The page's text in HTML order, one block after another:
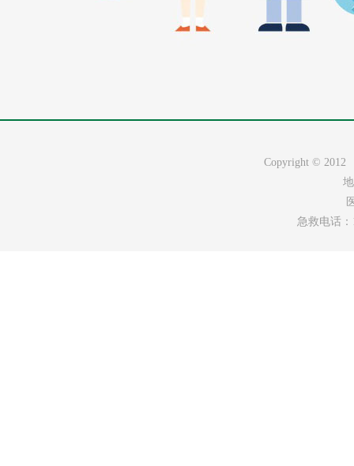
Copyright ©
急救电话：